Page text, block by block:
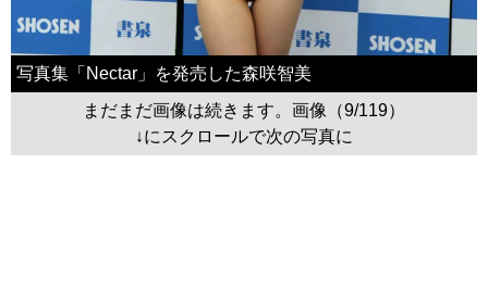
写真集「Nectar」を発売した森咲智美
まだまだ画像は続きます。画像（9/119）
↓にスクロールで次の写真に